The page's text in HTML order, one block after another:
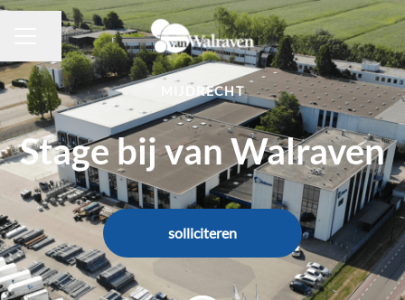
CARRIÈREMENU
Pagina delen
MIJDRECHT
Stage bij van Walraven
solliciteren